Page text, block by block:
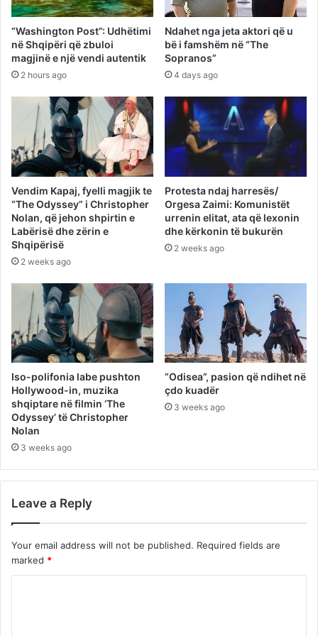
“Washington Post”: Udhëtimi
në Shqipëri që zbuloi
magjinë e një vendi autentik
2 hours ago
Ndahet nga jeta aktori që u
bë i famshëm në “The
Sopranos”
4 days ago
Vendim Kapaj, fyelli magjik te
“The Odyssey” i Christopher
Nolan, që jehon shpirtin e
Labërisë dhe zërin e
Shqipërisë
2 weeks ago
Protesta ndaj harresës/
Orgesa Zaimi: Komunistët
urrenin elitat, ata që lexonin
dhe kërkonin të bukurën
2 weeks ago
Iso-polifonia labe pushton
Hollywood-in, muzika
shqiptare në filmin ‘The
Odyssey’ të Christopher
Nolan
3 weeks ago
“Odisea”, pasion që ndihet në
çdo kuadër
3 weeks ago
Leave a Reply
Your email address will not be published. Required fields are
marked *